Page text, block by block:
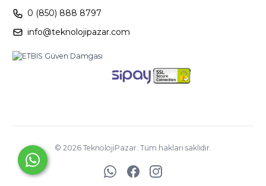
0 (850) 888 8797
info@teknolojipazar.com
© 2026 TeknolojiPazar. Tüm hakları saklıdır.